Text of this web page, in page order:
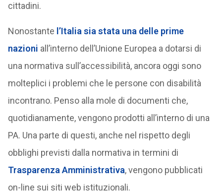
cittadini.
Nonostante l’Italia sia stata una delle prime
nazioni all’interno dell’Unione Europea a dotarsi di
una normativa sull’accessibilità, ancora oggi sono
molteplici i problemi che le persone con disabilità
incontrano. Penso alla mole di documenti che,
quotidianamente, vengono prodotti all’interno di una
PA. Una parte di questi, anche nel rispetto degli
obblighi previsti dalla normativa in termini di
Trasparenza Amministrativa, vengono pubblicati
on-line sui siti web istituzionali.